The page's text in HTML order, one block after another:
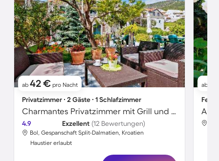
ab 42 € pro Nacht
Privatzimmer ∙ 2 Gäste ∙ 1 Schlafzimmer
Charmantes Privatzimmer mit Grill und Terrasse | Hunde erlaubt
4.9 Exzellent (12 Bewertungen)
Bol, Gespanschaft Split-Dalmatien, Kroatien
Haustier erlaubt
ab